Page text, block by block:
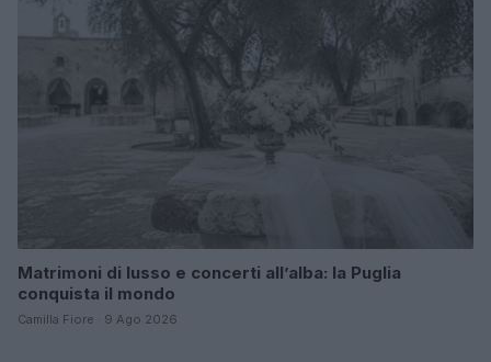
Matrimoni di lusso e concerti all’alba: la Puglia
conquista il mondo
Camilla Fiore · 9 Ago 2026